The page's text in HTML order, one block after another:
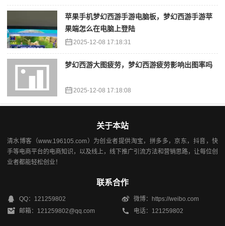
苹果手机梦幻西游手游电脑板，梦幻西游手游苹
果端怎么在电脑上登陆
2025-12-08 17:18:31
梦幻西游大图疲劳，梦幻西游疲劳影响出图率吗
2025-12-08 17:18:08
关于本站
清水博客（www.196105.com）为创业者提供淘宝，拼多多，京东，抖音，快
手等电商平台的电商知识，以及线上，线下推广引流方法和营销思路，让每位创
业者都能轻松创业！
联系合作
QQ：121259802
微博：https://weibo.com
邮箱：121259802@qq.com
电话：121259802